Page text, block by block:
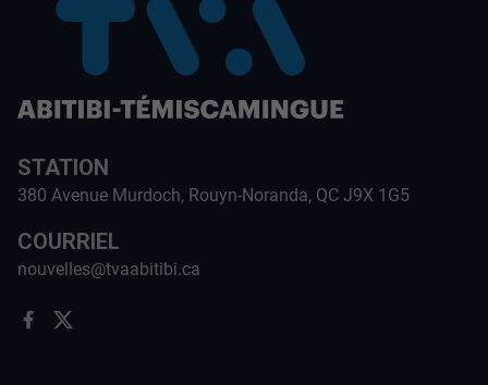
STATION
380 Avenue Murdoch, Rouyn-Noranda, QC J9X 1G5
COURRIEL
nouvelles@tvaabitibi.ca